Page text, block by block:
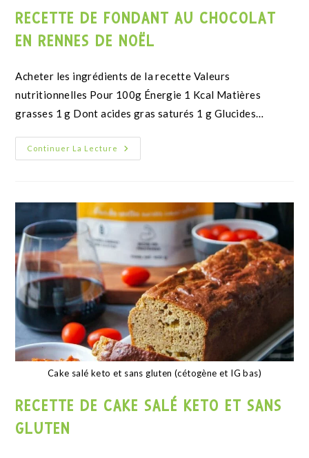
FARINE DE CACAHUÈTE
Matières grasses 1 g Dont acides gras saturés 1 g
Glucides 1 g Dont sucres 1…
Mug Cake Keto Farine de cacahuète
CHOCOLAT ET À LA FARINE DE
CACAHUÈTE